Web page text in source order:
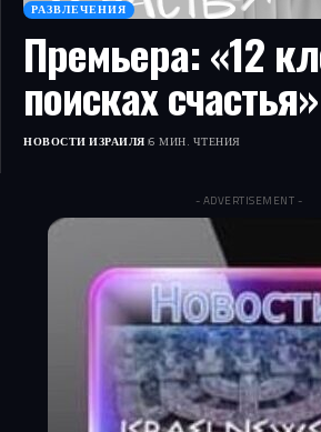
РАЗВЛЕЧЕНИЯ
Премьера: «12
поисках счастья»
НОВОСТИ ИЗРАИЛЯ 6 МИН. ЧТЕНИЯ
- ADVERTISEMENT -